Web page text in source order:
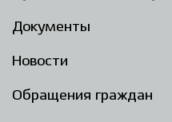
Документы
Новости
Обращения граждан